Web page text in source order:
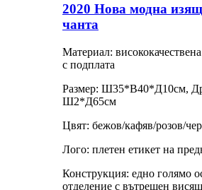
2020 Нова модна
чанта
Материал:
с подплата
Размер: Ш35*В40*Д10см,
Ш2*Д65см
Цвят: бежов/кафяв/розов/
Лого: плетен етикет на
Конструкция: едно голямо
отделение с вътрешен